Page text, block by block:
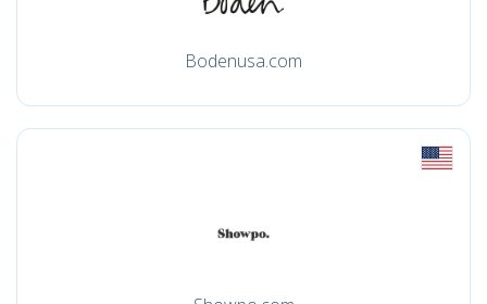
Bodenusa.com